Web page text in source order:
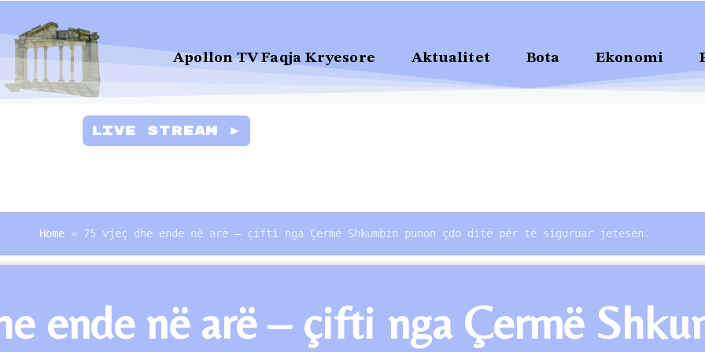
Apollon TV Faqja Kryesore Aktualitet Bota Ekonomi
Live Stream ►
Home » 75 vjeç dhe ende në arë – çifti nga Çermë Shkumbin punon çdo ditë për të siguruar jetesën.
ende në arë – çifti nga Çermë